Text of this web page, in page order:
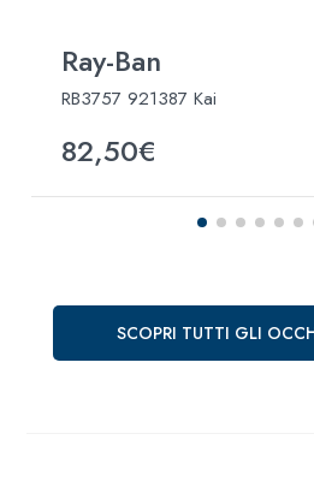
Ray-Ban
RB3757 921387 Kai
82,50€
SCOPRI TUTTI GLI